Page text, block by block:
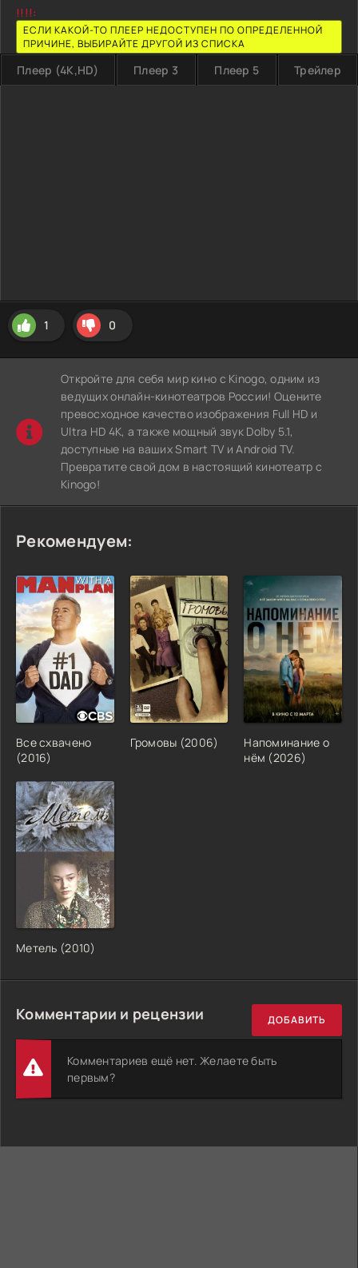
!!!!:
ЕСЛИ КАКОЙ-ТО ПЛЕЕР НЕДОСТУПЕН ПО ОПРЕДЕЛЕННОЙ
ПРИЧИНЕ, ВЫБИРАЙТЕ ДРУГОЙ ИЗ СПИСКА
Плеер (4K,HD) Плеер 3 Плеер 5 Трейлер
1 0
Откройте для себя мир кино с Kinogo, одним из
ведущих онлайн-кинотеатров России! Оцените
превосходное качество изображения Full HD и
Ultra HD 4K, а также мощный звук Dolby 5.1,
доступные на ваших Smart TV и Android TV.
Превратите свой дом в настоящий кинотеатр с
Kinogo!
Рекомендуем:
Все схвачено
(2016)
Громовы (2006)
Напоминание о
нём (2026)
Метель (2010)
Комментарии и рецензии ДОБАВИТЬ
Комментариев ещё нет. Желаете быть
первым?